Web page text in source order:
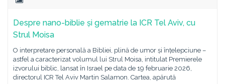
Despre nano-biblie și gematrie la ICR Tel Aviv, cu
Strul Moisa
O interpretare personală a Bibliei, plină de umor și înțelepciune –
astfel a caracterizat volumul lui Strul Moisa, intitulat Premierele
izvorului biblic, lansat în Israel pe data de 19 februarie 2026,
directorul ICR Tel Aviv Martin Salamon. Cartea, apărută